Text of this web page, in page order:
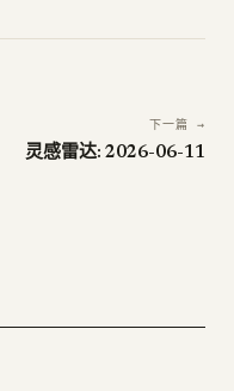
下一篇 →
灵感雷达: 2026-06-11